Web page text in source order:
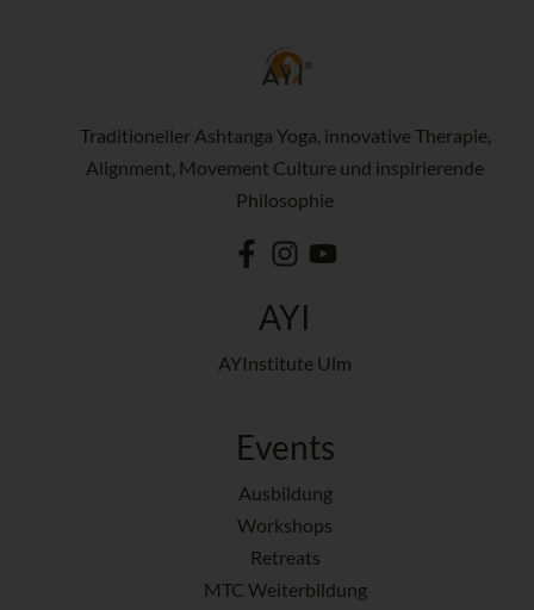
Traditioneller Ashtanga Yoga, innovative Therapie,
Alignment, Movement Culture und inspirierende
Philosophie
AYI
AYInstitute Ulm
Events
Ausbildung
Workshops
Retreats
MTC Weiterbildung